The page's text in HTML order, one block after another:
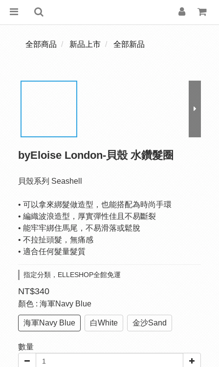
全部商品 新品上市 全部新品
byEloise London-貝殼 水鑽髮圈
貝殼系列 Seashell
• 可以拿來綁髮做造型，也能搭配為時尚手環
• 編織波浪造型，厚實彈性佳且不易斷裂
• 能牢牢綁住馬尾，不易滑落或鬆脫
• 不拉扯頭髮，無痛感
• 適合任何髮量髮質
指定分類，ELLESHOP全館免運
NT$340
顏色 : 海軍Navy Blue
海軍Navy Blue 白White 金沙Sand
數量